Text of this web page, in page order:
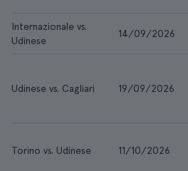
Internazionale vs.
Udinese
14/09/2026
Udinese vs. Cagliari 19/09/2026
Torino vs. Udinese 11/10/2026